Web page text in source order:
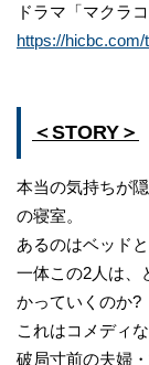
ドラマ「マクラ
https://
＜STORY＞
本当の気持ちが
の寝室。
あるのはベッド
一体この2人は、
かっていくのか?
これはコメディ
破局寸前の夫婦